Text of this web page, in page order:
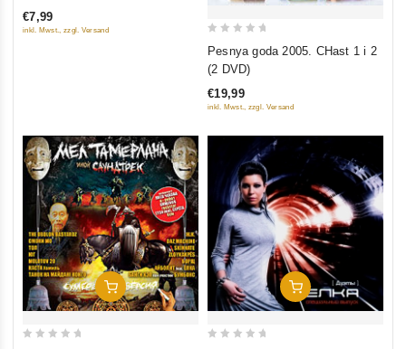
5
CHast 15
€7,99
inkl. Mwst., zzgl. Versand
5
Pesnya goda 2005. CHast 1 i 2
(2 DVD)
€19,99
inkl. Mwst., zzgl. Versand
In Den Warenkorb In Den Warenkorb